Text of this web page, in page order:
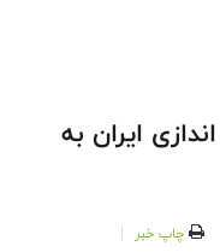
ایران به
چاپ خبر